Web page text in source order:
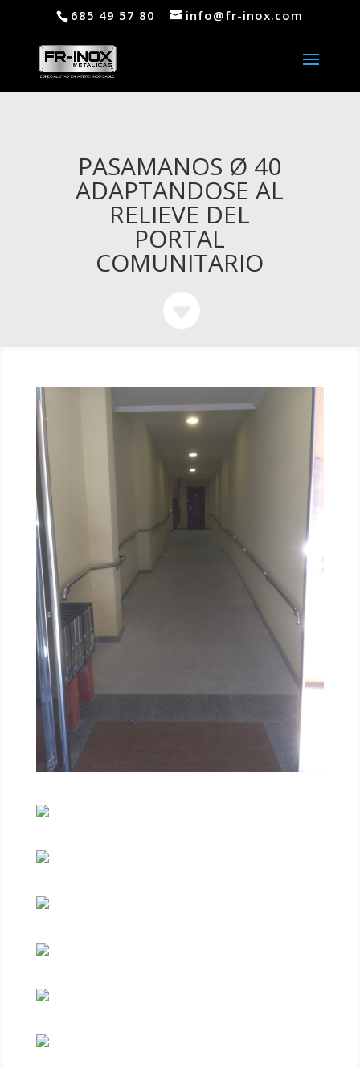
685 49 57 80 info@fr-inox.com
PASAMANOS Ø 40
ADAPTANDOSE AL
RELIEVE DEL
PORTAL
COMUNITARIO